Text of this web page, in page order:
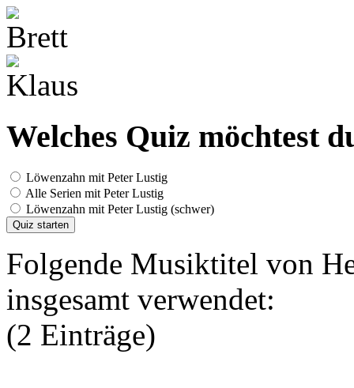
Welches Quiz möchtest
Löwenzahn mit Peter Lustig
Alle Serien mit Peter Lustig
Löwenzahn mit Peter Lustig (schwer)
Quiz starten
Folgende Musiktitel von
insgesamt verwendet:
(2 Einträge)